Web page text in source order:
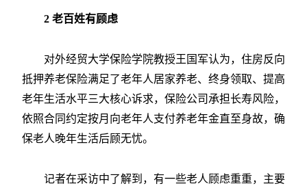
2 老百姓有顾虑
对外经贸大学保险学院教授王国军认为，住房反向
抵押养老保险满足了老年人居家养老、终身领取、提高
老年生活水平三大核心诉求，保险公司承担长寿风险，
依照合同约定按月向老年人支付养老年金直至身故，确
保老人晚年生活后顾无忧。
记者在采访中了解到，有一些老人顾虑重重，主要